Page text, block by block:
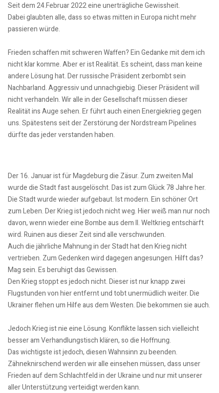
Seit dem 24.Februar 2022 eine unerträgliche Gewissheit.
Dabei glaubten alle, dass so etwas mitten in Europa nicht mehr
passieren würde.
Frieden schaffen mit schweren Waffen? Ein Gedanke mit dem ich
nicht klar komme. Aber er ist Realität. Es scheint, dass man keine
andere Lösung hat. Der russische Präsident zerbombt sein
Nachbarland. Aggressiv und unnachgiebig. Dieser Präsident will
nicht verhandeln. Wir alle in der Gesellschaft müssen dieser
Realität ins Auge sehen. Er führt auch einen Energiekrieg gegen
uns. Spätestens seit der Zerstörung der Nordstream Pipelines
dürfte das jeder verstanden haben.
Der 16. Januar ist für Magdeburg die Zäsur. Zum zweiten Mal
wurde die Stadt fast ausgelöscht. Das ist zum Glück 78 Jahre her.
Die Stadt wurde wieder aufgebaut. Ist modern. Ein schöner Ort
zum Leben. Der Krieg ist jedoch nicht weg. Hier weiß man nur noch
davon, wenn wieder eine Bombe aus dem II. Weltkrieg entschärft
wird. Ruinen aus dieser Zeit sind alle verschwunden.
Auch die jährliche Mahnung in der Stadt hat den Krieg nicht
vertrieben. Zum Gedenken wird dagegen angesungen. Hilft das?
Mag sein. Es beruhigt das Gewissen.
Den Krieg stoppt es jedoch nicht. Dieser ist nur knapp zwei
Flugstunden von hier entfernt und tobt unermüdlich weiter. Die
Ukrainer flehen um Hilfe aus dem Westen. Die bekommen sie auch.
Jedoch Krieg ist nie eine Lösung. Konflikte lassen sich vielleicht
besser am Verhandlungstisch klären, so die Hoffnung.
Das wichtigste ist jedoch, diesen Wahnsinn zu beenden.
Zähneknirschend werden wir alle einsehen müssen, dass unser
Frieden auf dem Schlachtfeld in der Ukraine und nur mit unserer
aller Unterstützung verteidigt werden kann.